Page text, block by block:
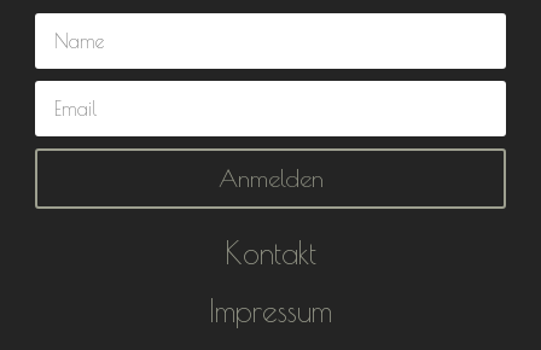
Anmelden
Kontakt
Impressum